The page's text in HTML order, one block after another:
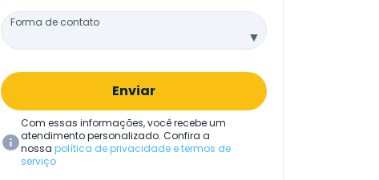
Forma de contato
▼
Enviar
Com essas informações, você recebe um
atendimento personalizado. Confira a
nossa política de privacidade e termos de
serviço